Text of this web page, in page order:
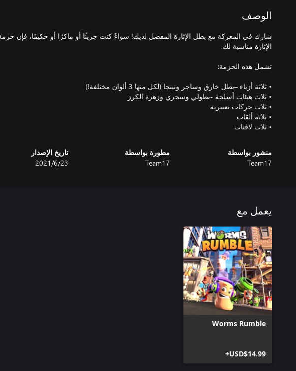
الوصف
شارك في المعركة مع بطل الإثارة المفضل لديك! سواءً كنت جريئًا أو ماكرًا أو حكيمًا، فإن
• ثلاث لافتات
منشور بواسطة
Team17
مطورة بواسطة
Team17
تاريخ الإصدار
23‏/6‏/2021
يعمل مع
Worms Rumble
USD$14.99+